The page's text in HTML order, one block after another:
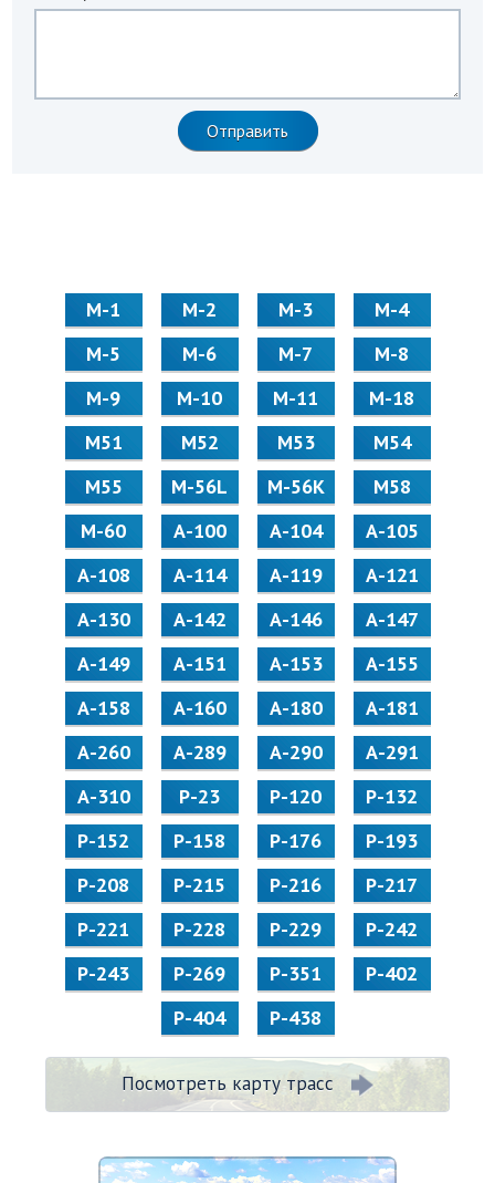
М-1 М-2 М-3
М-4
М-5
М-6 М-7
М-8
М-9
М-10 М-11
М-18
М51
М52 М53
М54
М55
M-56L M-56K
М58
M-60
А-100 А-104
А-105
А-108
А-114 А-119
А-121
А-130
А-142 А-146
А-147
А-149
А-151 А-153
А-155
А-158
А-160 А-180
А-181
А-260
А-289 А-290
А-291
А-310
Р-23 Р-120
Р-132
Р-152
Р-158 Р-176
Р-193
Р-208
Р-215 Р-216
Р-217
Р-221
Р-228 Р-229
Р-242
Р-243
Р-269 Р-351
Р-402
Р-404
Р-438
Посмотреть карту трасс